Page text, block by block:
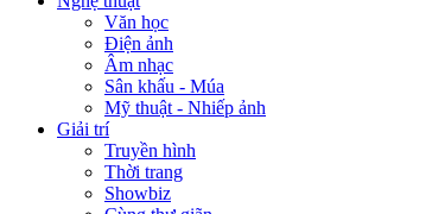
Văn học
Điện ảnh
Âm nhạc
Sân khấu - Múa
Mỹ thuật - Nhiếp ảnh
Giải trí
Truyền hình
Thời trang
Showbiz